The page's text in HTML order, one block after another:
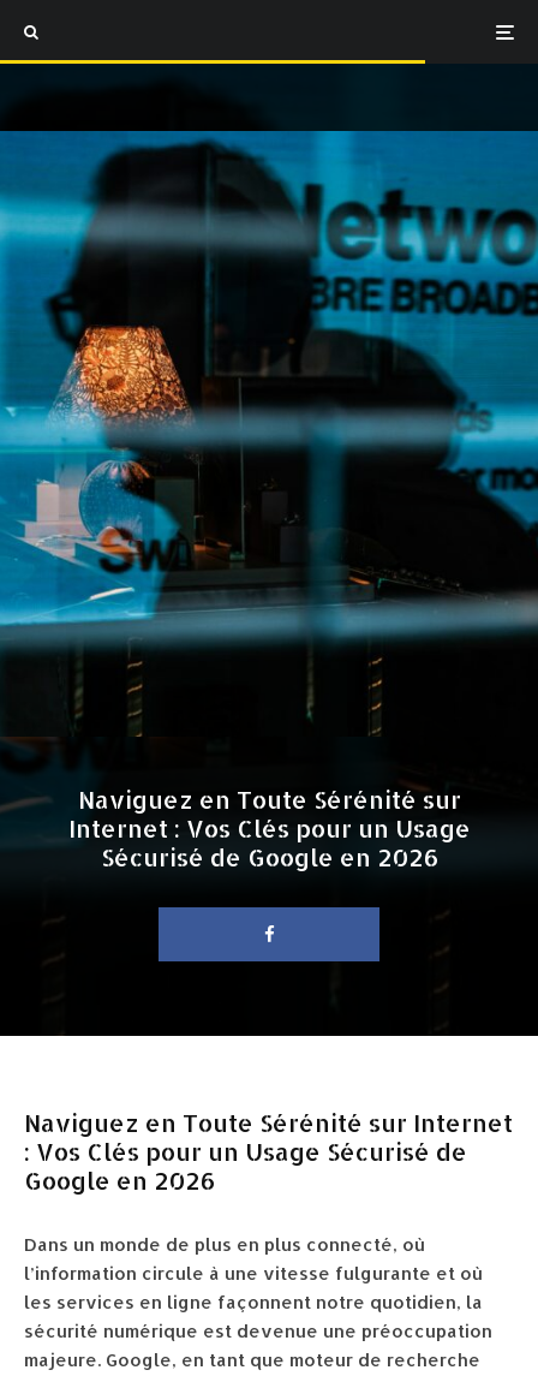
Naviguez en Toute Sérénité sur
Internet : Vos Clés pour un Usage
Sécurisé de Google en 2026
Naviguez en Toute Sérénité sur Internet
: Vos Clés pour un Usage Sécurisé de
Google en 2026
Dans un monde de plus en plus connecté, où
l’information circule à une vitesse fulgurante et où
les services en ligne façonnent notre quotidien, la
sécurité numérique est devenue une préoccupation
majeure. Google, en tant que moteur de recherche